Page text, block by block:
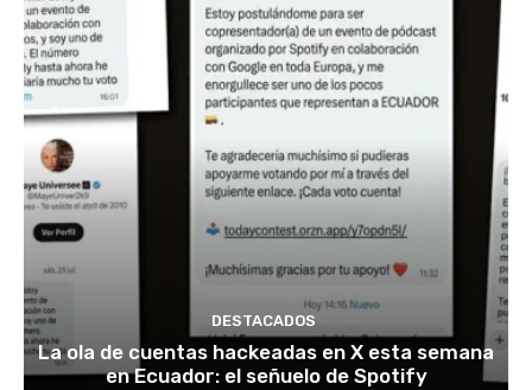
DESTACADOS
La ola de cuentas hackeadas en X esta semana
en Ecuador: el señuelo de Spotify